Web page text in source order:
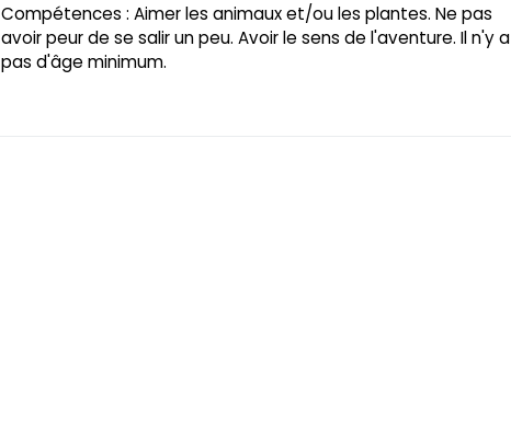
Compétences : Aimer les animaux et/ou les plantes. Ne pas
avoir peur de se salir un peu. Avoir le sens de l'aventure. Il n'y a
pas d'âge minimum.